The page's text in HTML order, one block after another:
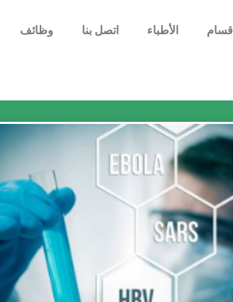
اقسام الأطباء اتصل بنا وظائف